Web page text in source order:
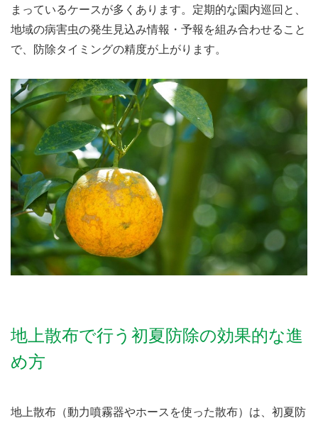
まっているケースが多くあります。定期的な園内巡回と、
地域の病害虫の発生見込み情報・予報を組み合わせること
で、防除タイミングの精度が上がります。
地上散布で行う初夏防除の効果的な進
め方
地上散布（動力噴霧器やホースを使った散布）は、初夏防